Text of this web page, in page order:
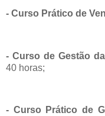
- Curso Prático de
- Curso de Gestão
40 horas;
- Curso Prático de